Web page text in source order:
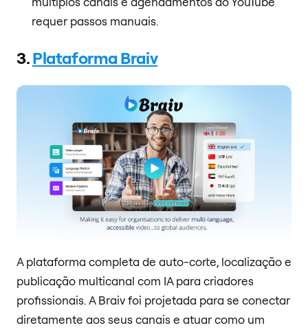
requer passos manuais.
3.Plataforma Braiv
A plataforma completa de auto-corte, localização e
publicação multicanal com IA para criadores
profissionais. A Braiv foi projetada para se conectar
diretamente aos seus canais e atuar como um